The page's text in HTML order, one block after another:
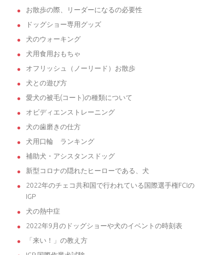
お散歩の際、リーダーになるの必要性
ドッグショー専用グッズ
犬のウォーキング
犬用食用おもちゃ
オフリッシュ（ノーリード）お散歩
犬との遊び方
愛犬の被毛(コート)の種類について
オビディエンストレーニング
犬の歯磨きの仕方
犬用口輪 ランキング
補助犬・アシスタンスドッグ
新型コロナの隠れたヒーローである、犬
2022年のチェコ共和国で行われている国際選手権FCIの
IGP
犬の熱中症
2022年9月のドッグショーや犬のイベントの時刻表
「来い！」の教え方